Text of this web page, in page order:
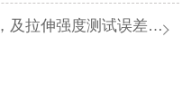
强度测试误差案例分析